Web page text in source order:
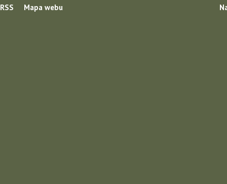
RSS
Mapa webu